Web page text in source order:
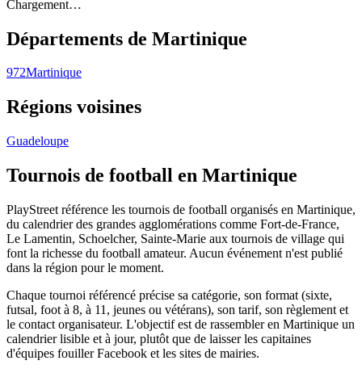
Chargement…
Départements de Martinique
972Martinique
Régions voisines
Guadeloupe
Tournois de football en Martinique
PlayStreet référence les tournois de football organisés en Martinique,
du calendrier des grandes agglomérations comme Fort-de-France,
Le Lamentin, Schoelcher, Sainte-Marie aux tournois de village qui
font la richesse du football amateur. Aucun événement n'est publié
dans la région pour le moment.
Chaque tournoi référencé précise sa catégorie, son format (sixte,
futsal, foot à 8, à 11, jeunes ou vétérans), son tarif, son règlement et
le contact organisateur. L'objectif est de rassembler en Martinique un
calendrier lisible et à jour, plutôt que de laisser les capitaines
d'équipes fouiller Facebook et les sites de mairies.